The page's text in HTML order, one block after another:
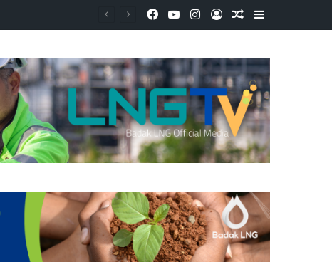
Facebook
YouTubeInstagram
Log InRandom Article
Sidebar